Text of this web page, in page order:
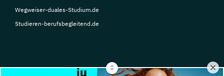
Wegweiser-duales-Studium.de
Studieren-berufsbegleitend.de